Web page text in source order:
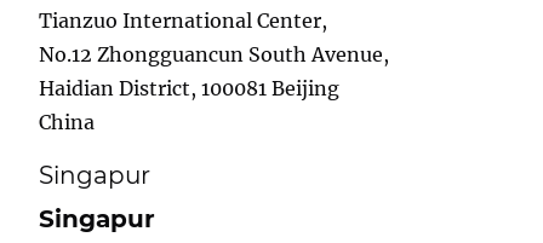
Tianzuo International Center,
No.12 Zhongguancun South Avenue,
Haidian District, 100081 Beijing
China
Singapur
Singapur